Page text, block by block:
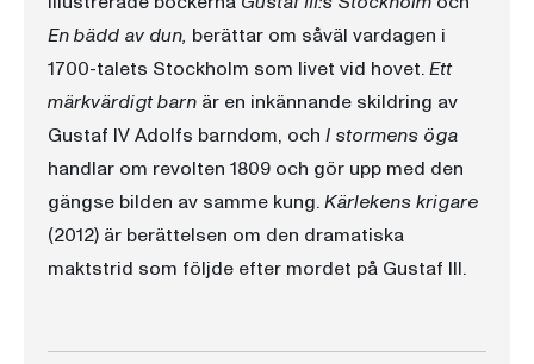
En bädd av dun, berättar om såväl vardagen i
1700-talets Stockholm som livet vid hovet.Ett
märkvärdigt barn är en inkännande skildring av
Gustaf IV Adolfs barndom, och I stormens öga
handlar om revolten 1809 och gör upp med den
gängse bilden av samme kung.Kärlekens krigare
(2012) är berättelsen om den dramatiska
maktstrid som följde efter mordet på Gustaf III.